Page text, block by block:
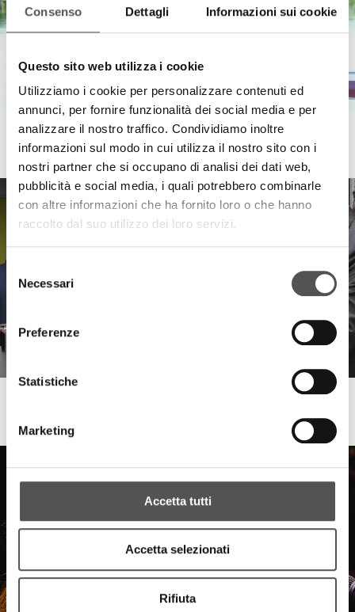
Consenso Dettagli Informazioni sui cookie
Questo sito web utilizza i cookie
Utilizziamo i cookie per personalizzare contenuti ed
annunci, per fornire funzionalità dei social media e per
analizzare il nostro traffico. Condividiamo inoltre
informazioni sul modo in cui utilizza il nostro sito con i
nostri partner che si occupano di analisi dei dati web,
pubblicità e social media, i quali potrebbero combinarle
con altre informazioni che ha fornito loro o che hanno
raccolto dal suo utilizzo dei loro servizi.
Selezione
delNecessari
Preferenze
Statistiche
Marketing
Accetta tutti
Accetta selezionati
Rifiuta
Comune di Curtatone
First Lotus Flower Festival